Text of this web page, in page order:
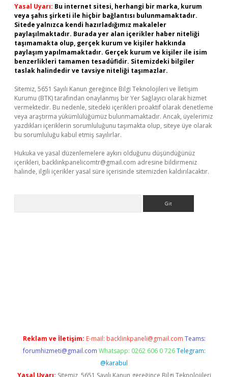
Yasal Uyarı: Bu internet sitesi, herhangi bir marka, kurum
veya şahıs şirketi ile hiçbir bağlantısı bulunmamaktadır.
Sitede yalnızca kendi hazırladığımız makaleler
paylaşılmaktadır. Burada yer alan içerikler haber niteliği
taşımamakta olup, gerçek kurum ve kişiler hakkında
paylaşım yapılmamaktadır. Gerçek kurum ve kişiler ile isim
benzerlikleri tamamen tesadüfidir. Sitemizdeki bilgiler
taslak halindedir ve tavsiye niteliği taşımazlar.
Sitemiz, 5651 Sayılı Kanun gereğince Bilgi Teknolojileri ve İletişim
Kurumu (BTK) tarafından onaylanmış bir Yer Sağlayıcı olarak hizmet
vermektedir. Bu nedenle, sitedeki içerikleri proaktif olarak denetleme
veya araştırma yükümlülüğümüz bulunmamaktadır. Ancak, üyelerimiz
yazdıkları içeriklerin sorumluluğunu taşımakta olup, siteye üye olarak
bu sorumluluğu kabul etmiş sayılırlar.
Hukuka ve yasal düzenlemelere aykırı olduğunu düşündüğünüz
içerikleri, backlinkpanelicomtr@gmail.com adresine bildirmeniz
halinde, ilgili içerikler yasal süre içerisinde sitemizden kaldırılacaktır.
Reklam ve İletişim: E-mail: backlinkpaneli@gmail.com Teams:
forumhizmeti@gmail.com Whatsapp: 0262 606 0 726 Telegram:
@karabul
Yasal Uyarı: Sitemiz, 5651 Sayılı Kanun gereğince Bilgi Teknolojileri